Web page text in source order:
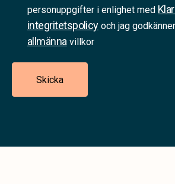
(Required)
personuppgifter i enlighet med
integritetspolicyoch jag godkänner
allmänna villkor
Skicka